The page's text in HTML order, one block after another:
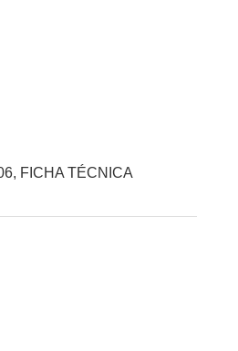
FICHA TÉCNICA